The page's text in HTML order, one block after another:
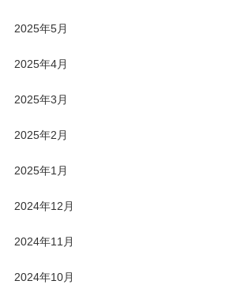
2025年5月
2025年4月
2025年3月
2025年2月
2025年1月
2024年12月
2024年11月
2024年10月